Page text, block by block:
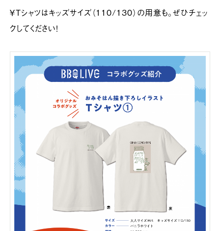
￥Tシャツはキッズサイズ（110/130）の用意も。ぜひチェッ
クしてください！